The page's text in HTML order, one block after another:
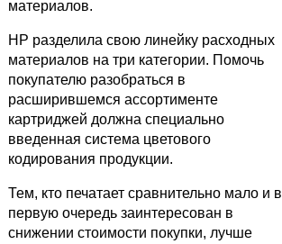
материалов.
HP разделила свою линейку расходных
материалов на три категории. Помочь
покупателю разобраться в
расширившемся ассортименте
картриджей должна специально
введенная система цветового
кодирования продукции.
Тем, кто печатает сравнительно мало и в
первую очередь заинтересован в
снижении стоимости покупки, лучше